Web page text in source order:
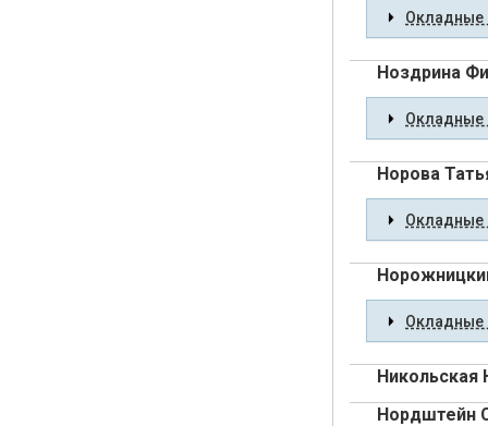
Окладные
Ноздрина
Окладные
Норова
Окладные
Окладные
Никольская
Нордштейн